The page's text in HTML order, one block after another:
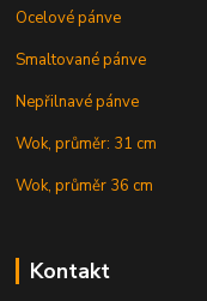
Ocelové pánve
Smaltované pánve
Nepřilnavé pánve
Wok, průměr: 31 cm
Wok, průměr 36 cm
Kontakt